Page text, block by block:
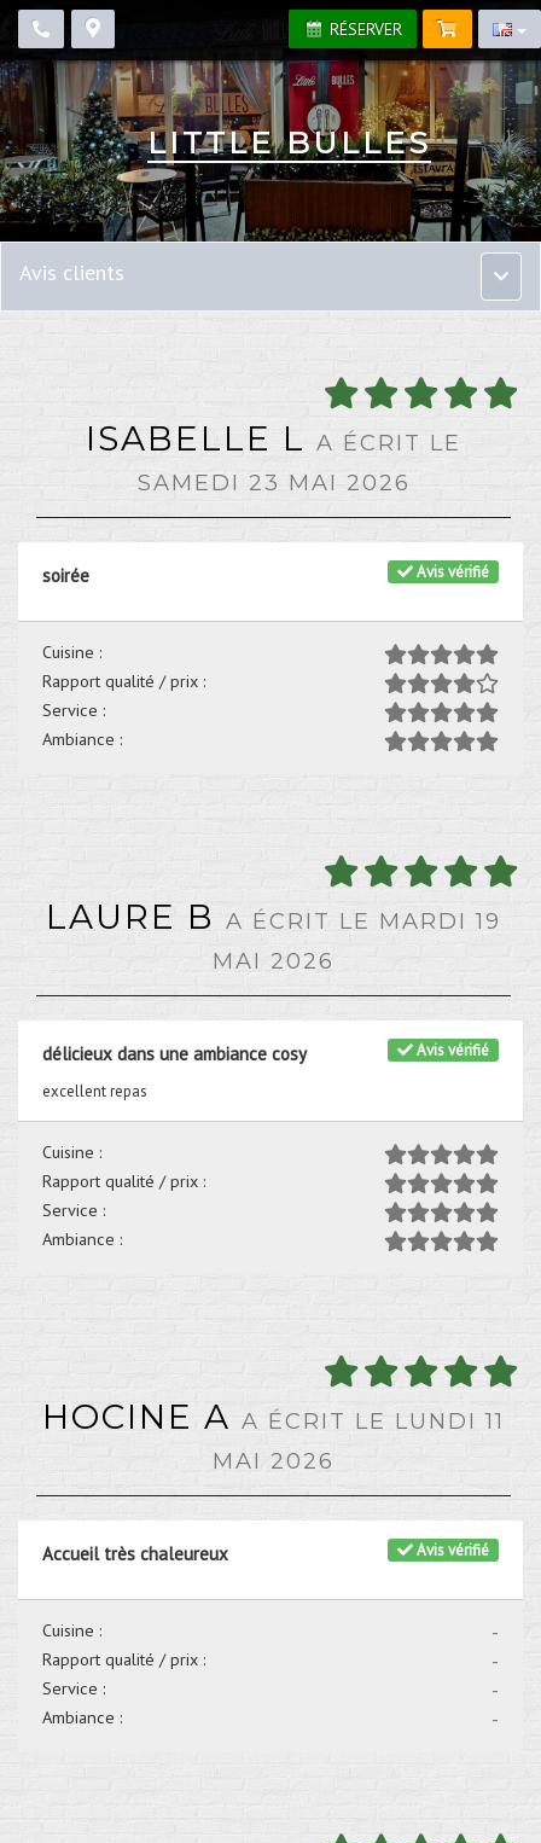
RÉSERVER
LITTLE BULLES
Menu
Avis clients
ISABELLE L A ÉCRIT LE
SAMEDI 23 MAI 2026
Avis vérifié
soirée
Cuisine :
Rapport qualité / prix :
Service :
Ambiance :
LAURE B A ÉCRIT LE MARDI 19
MAI 2026
Avis vérifié
délicieux dans une ambiance cosy
excellent repas
Cuisine :
Rapport qualité / prix :
Service :
Ambiance :
HOCINE A A ÉCRIT LE LUNDI 11
MAI 2026
Avis vérifié
Accueil très chaleureux
-
Cuisine :
-
Rapport qualité / prix :
-
Service :
-
Ambiance :